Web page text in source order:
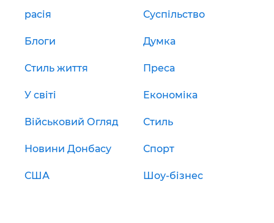
расія Суспільство
Блоги Думка
Стиль життя Преса
У світі Економіка
Військовий Огляд Стиль
Новини Донбасу Спорт
США Шоу-бізнес